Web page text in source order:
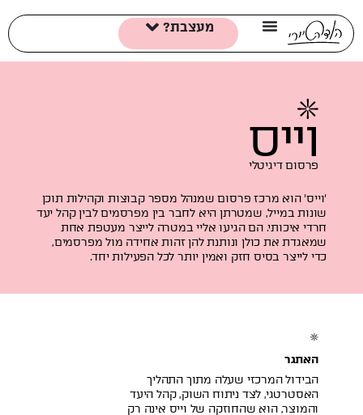
מעצבת?
וייס
פרסום דיגיטלי
'וייס' הוא מרכז פרסום שמנהל מספר קבוצות וקהילות תוכן
שונות במייל, שמטרתן היא לחבר בין מפרסמים לבין קהל יעד
חרדי איכותי. הם הגיעו אליי במטרה לייצר מעטפת אחת
שמאגדת את כולן ונותנת להן זהות אחידה מול מפרסמים,
כדי לייצר בסיס חזק ואמין יותר לכל הפעילות יחד.
האתגר
הבידול המרכזי שעלה מתוך התהליך
האסטרטגי, לצד ניתוח השוק, קהל היעד
והמוצר, הוא שהחוזקה של וייס אינה רק